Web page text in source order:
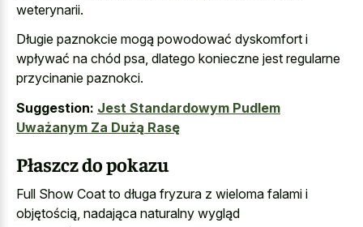
weterynarii.
Długie paznokcie mogą powodować dyskomfort i
wpływać na chód psa, dlatego konieczne jest regularne
przycinanie paznokci.
Suggestion: Jest Standardowym Pudlem
Uważanym Za Dużą Rasę
Płaszcz do pokazu
Full Show Coat to długa fryzura z wieloma falami i
objętością, nadająca naturalny wygląd